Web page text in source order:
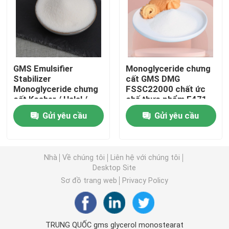
E471 Chất nhũ hóa thực phẩm
Chất nhũ hóa cấp thực phẩm
Chất nhũ hóa thực phẩm tự nhiên
Monoglyceride chưng cất
Mono và diglycerid
Chất nhũ hóa bánh cải tiến
GMS Emulsifier
Stabilizer
Monoglyceride chưng
cất Kosher / Halal /
FSSC22000 Chứng
nhận
Gửi yêu cầu
Monoglyceride chưng
cất GMS DMG
FSSC22000 chất ức
chế thực phẩm E471
Gửi yêu cầu
Nhà Về chúng tôi
Liên hệ với chúng tôi
Desktop Site
Sơ đồ trang web
Privacy Policy
TRUNG QUỐC gms glycerol monostearat